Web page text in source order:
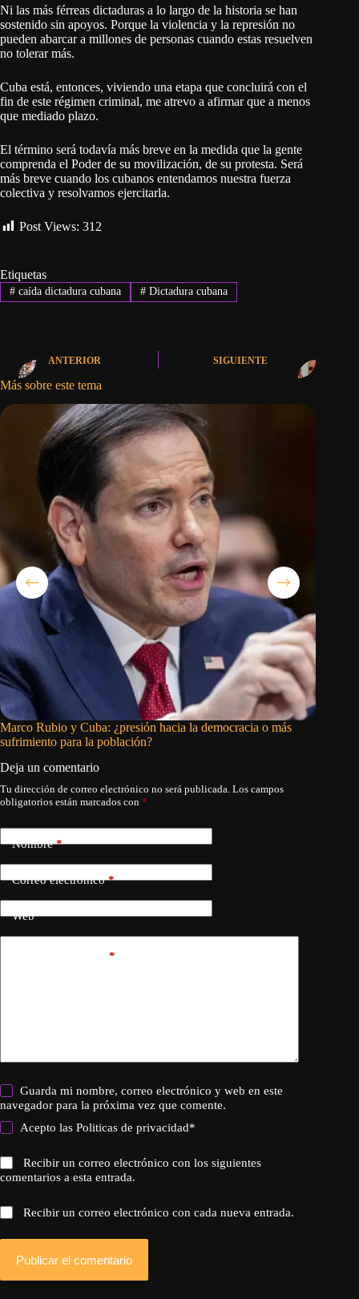
Ni las más férreas dictaduras a lo largo de la historia se han
sostenido sin apoyos. Porque la violencia y la represión no
pueden abarcar a millones de personas cuando estas resuelven
no tolerar más.
Cuba está, entonces, viviendo una etapa que concluirá con el
fin de este régimen criminal, me atrevo a afirmar que a menos
que mediado plazo.
El término será todavía más breve en la medida que la gente
comprenda el Poder de su movilización, de su protesta. Será
más breve cuando los cubanos entendamos nuestra fuerza
colectiva y resolvamos ejercitarla.
Post Views: 312
Etiquetas
#caída dictadura cubana #Dictadura cubana
ANTERIOR SIGUIENTE
Más sobre este tema
Marco Rubio y Cuba: ¿presión hacia la democracia o más
sufrimiento para la población?
Deja un comentario
Tu dirección de correo electrónico no será publicada. Los campos
obligatorios están marcados con *
Nombre*
Correo electrónico*
Web
*
Guarda mi nombre, correo electrónico y web en este
navegador para la próxima vez que comente.
Acepto lasPoliticas de privacidad*
Recibir un correo electrónico con los siguientes
comentarios a esta entrada.
Recibir un correo electrónico con cada nueva entrada.
Publicar el comentario